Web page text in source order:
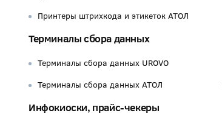
Принтеры штрихкода и этикеток АТОЛ
Терминалы сбора данных
Терминалы сбора данных UROVO
Терминалы сбора данных АТОЛ
Инфокиоски, прайс-чекеры